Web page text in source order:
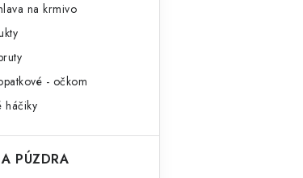
na krmivo
- očkom
háčiky
PÚZDRA